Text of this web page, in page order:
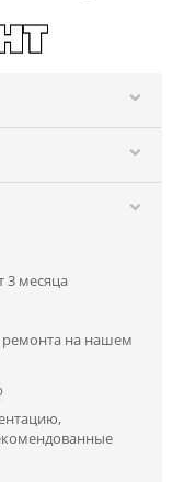
3 месяца
ремонта на нашем